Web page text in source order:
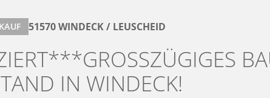
51570 WINDECK / LEUSCHEID
IN WINDECK!